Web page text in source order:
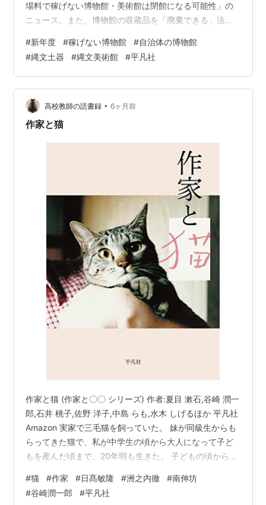
場料で稼げない博物館・美術館は閉館になる可能性」の
ニュース。また、博物館の収蔵品を「廃棄できる」法改
んでいるつもり。有料施設には相応の内容を求めるし、
自治体の無料博物館も応援したい。「開館40周年」など
の施設は老朽化、展示内容もイマイチと思うことがない
わけではないけど、地域の文化を守り続けてきた機関。
縄文土器などでは、新たな鑑定法が生み出されることで
「収蔵品から新発見」があります。これを収…
#新年度 #稼げない博物館 #自治体の博物館
#縄文土器 #縄文美術館 #平凡社
高校教師の読書録 • 6ヶ月前
作家と猫
作家と猫 (作家と〇〇 シリーズ) 作者:夏目 漱石,谷崎 潤一
郎,石井 桃子,佐野 洋子,中島 らも,水木 しげるほか 平凡社
Amazon 実家で三毛猫を飼っていた。 妹が同級生からも
らってきた猫で、私が中学生の頃から大人になって子ど
もを産んだ頃まで、20年弱も生きた。 子どもの頃から野
たら、いつの間にか隣に猫が寝ていたこともあった。 つ
まり、私は猫派の人間である。 今まで何冊も猫本を読ん
#猫 #作家 #日髙敏隆 #洲之内徹 #南伸坊
#谷崎潤一郎 #平凡社